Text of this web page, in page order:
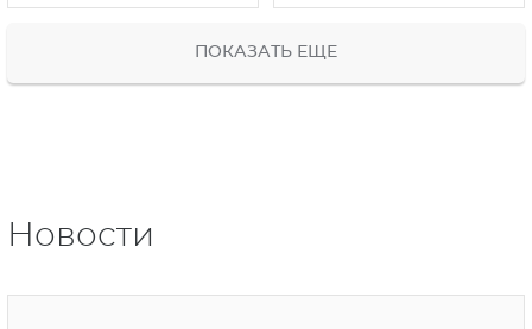
ПОКАЗАТЬ ЕЩЕ
Новости